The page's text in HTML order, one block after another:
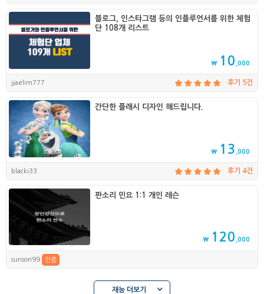
블로그, 인스타그램 등의 인플루언서를 위한 체험
단 108개 리스트
₩ 10 ,000
jjaelim777 후기 5건
간단한 플래시 디자인 해드립니다.
₩ 13 ,000
blacki33 후기 4건
판소리 민요 1:1 개인 레슨
₩ 120 ,000
sunsori99 인증
재능 더보기